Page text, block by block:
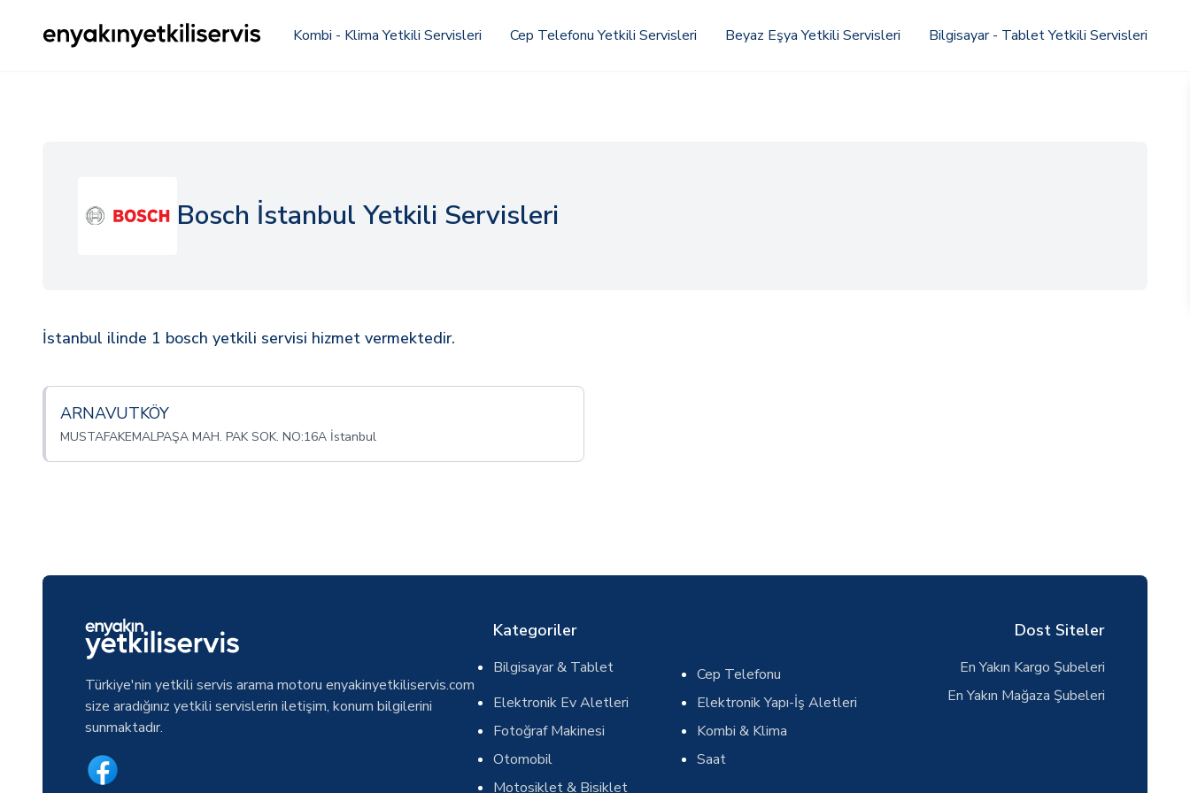
Kombi - Klima Yetkili Servisleri Cep Telefonu Yetkili Servisleri Beyaz Eşya Yetkili Servisleri Bilgisayar - Tablet Yetkili Servisleri
Bosch İstanbul Yetkili Servisleri
İstanbul ilinde 1 bosch yetkili servisi hizmet vermektedir.
ARNAVUTKÖY
MUSTAFAKEMALPAŞA MAH. PAK SOK. NO:16A İstanbul
Türkiye'nin yetkili servis arama motoru enyakinyetkiliservis.com
size aradığınız yetkili servislerin iletişim, konum bilgilerini
sunmaktadır.
Kategoriler
Bilgisayar & Tablet
Cep Telefonu
Elektronik Ev Aletleri
Elektronik Yapı-İş Aletleri
Fotoğraf Makinesi
Kombi & Klima
Otomobil
Saat
Motosiklet & Bisiklet
Dost Siteler
En Yakın Kargo Şubeleri
En Yakın Mağaza Şubeleri